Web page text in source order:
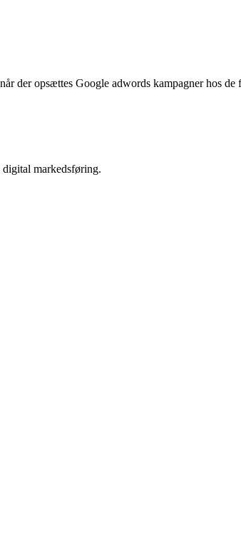
der opsættes Google adwords kampagner hos
markedsføring.